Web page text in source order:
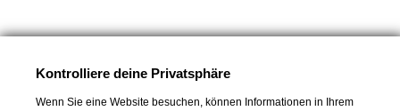
In den Warenkorb
Kontrolliere deine Privatsphäre
Wenn Sie eine Website besuchen, können Informationen in Ihrem